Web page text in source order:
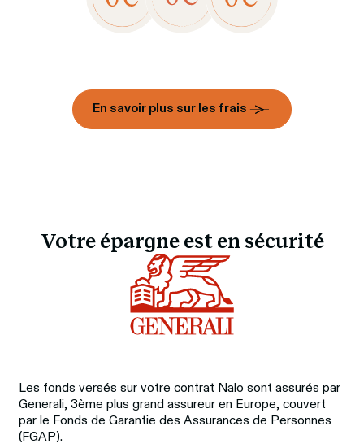
En savoir plus sur les frais
Votre épargne est en sécurité
Les fonds versés sur votre contrat Nalo sont assurés par
Generali, 3ème plus grand assureur en Europe, couvert
par le Fonds de Garantie des Assurances de Personnes
(FGAP).